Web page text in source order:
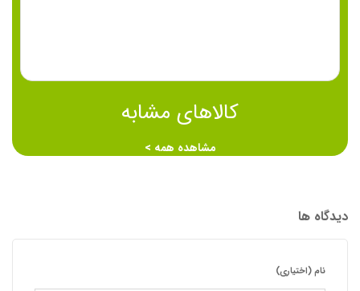
کالاهای مشابه
مشاهده همه >
دیدگاه ها
نام (اختیاری)